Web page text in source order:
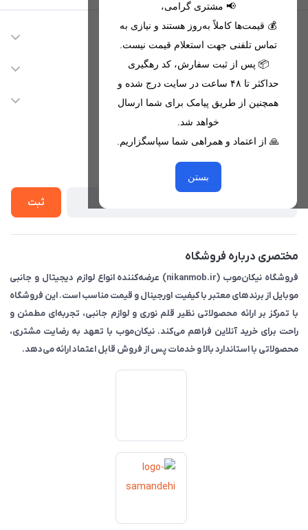
📢 مشتری گرامی،
💰 قیمت‌ها کاملاً به‌روز هستند و نیازی به
تماس تلفنی جهت استعلام قیمت نیست.
📦 پس از ثبت سفارش، کد رهگیری
حداکثر تا ۴۸ ساعت در سایت درج شده و
همچنین از طریق پیامک برای شما ارسال
خواهد شد.
🙏 از اعتماد و همراهی شما سپاسگزاریم.
بستن
اطلاعات تماس
09221680256 - 09373782289
nikanmobstore@gmail.com
هرمزگان، بندرخمیر، شهرک رودبار
دسترسی سریع
لیست محصولات
خدمات مشتریان
حریم خصوصی
از جدید‌ترین تخفیف‌ها با‌ خبر شوید
ثبت
مختصری درباره فروشگاه
فروشگاه نیکان‌موب (nikanmob.ir) عرضه‌کننده انواع لوازم دیجیتال و جانبی
موبایل از برندهای معتبر با کیفیت اورجینال و قیمت مناسب است. این فروشگاه
با تمرکز بر ارائه محصولاتی نظیر قلم نوری و لوازم جانبی، تجربه‌ای مطمئن و
راحت برای خرید آنلاین فراهم می‌کند. نیکان‌موب با تعهد به رضایت مشتری،
محصولاتی با استاندارد بالا و خدمات پس از فروش قابل اعتماد ارائه می‌دهد.